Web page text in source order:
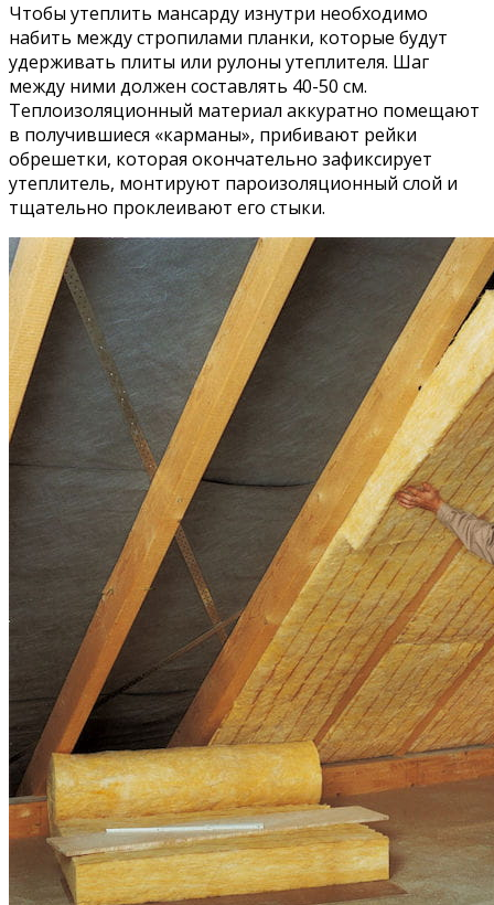
Чтобы утеплить мансарду изнутри необходимо
набить между стропилами планки, которые будут
удерживать плиты или рулоны утеплителя. Шаг
между ними должен составлять 40-50 см.
Теплоизоляционный материал аккуратно помещают
в получившиеся «карманы», прибивают рейки
обрешетки, которая окончательно зафиксирует
утеплитель, монтируют пароизоляционный слой и
тщательно проклеивают его стыки.